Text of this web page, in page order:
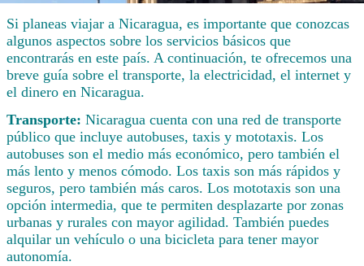
Si planeas viajar a Nicaragua, es importante que conozcas
algunos aspectos sobre los servicios básicos que
encontrarás en este país. A continuación, te ofrecemos una
breve guía sobre el transporte, la electricidad, el internet y
el dinero en Nicaragua.
Transporte: Nicaragua cuenta con una red de transporte
público que incluye autobuses, taxis y mototaxis. Los
autobuses son el medio más económico, pero también el
más lento y menos cómodo. Los taxis son más rápidos y
seguros, pero también más caros. Los mototaxis son una
opción intermedia, que te permiten desplazarte por zonas
urbanas y rurales con mayor agilidad. También puedes
alquilar un vehículo o una bicicleta para tener mayor
autonomía.